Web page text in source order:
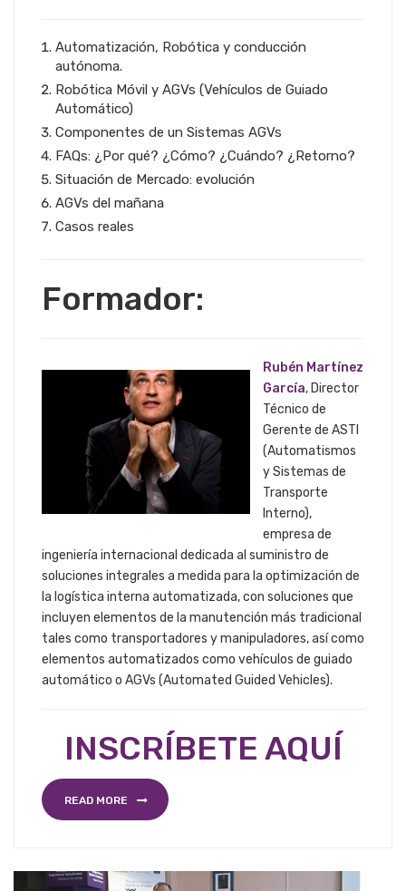
Automatización, Robótica y conducción
autónoma.
Robótica Móvil y AGVs (Vehículos de Guiado
Automático)
Componentes de un Sistemas AGVs
FAQs: ¿Por qué? ¿Cómo? ¿Cuándo? ¿Retorno?
Situación de Mercado: evolución
AGVs del mañana
Casos reales
Formador:
Rubén Martínez
García, Director
Técnico de
Gerente de ASTI
(Automatismos
y Sistemas de
Transporte
Interno),
empresa de
ingeniería internacional dedicada al suministro de
soluciones integrales a medida para la optimización de
la logística interna automatizada, con soluciones que
incluyen elementos de la manutención más tradicional
tales como transportadores y manipuladores, así como
elementos automatizados como vehículos de guiado
automático o AGVs (Automated Guided Vehicles).
INSCRÍBETE AQUÍ
READ MORE